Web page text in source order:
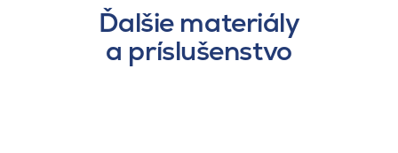
Ďalšie materiály
a príslušenstvo